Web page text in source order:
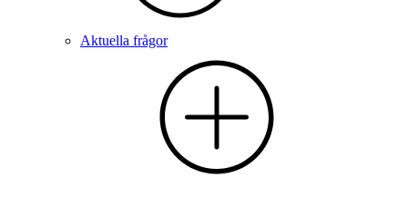
Aktuella frågor